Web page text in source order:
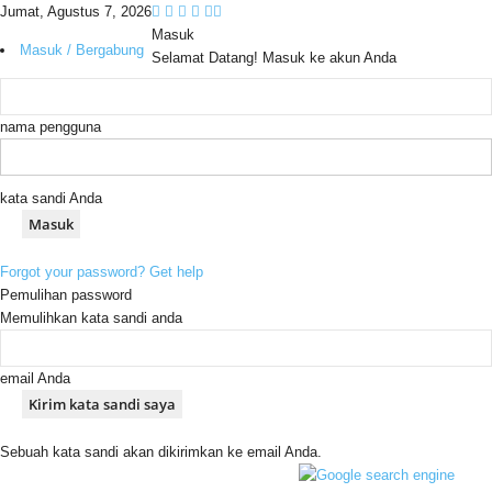
Jumat, Agustus 7, 2026
Masuk / Bergabung
Masuk
Selamat Datang! Masuk ke akun Anda
nama pengguna
kata sandi Anda
Forgot your password? Get help
Pemulihan password
Memulihkan kata sandi anda
email Anda
Sebuah kata sandi akan dikirimkan ke email Anda.